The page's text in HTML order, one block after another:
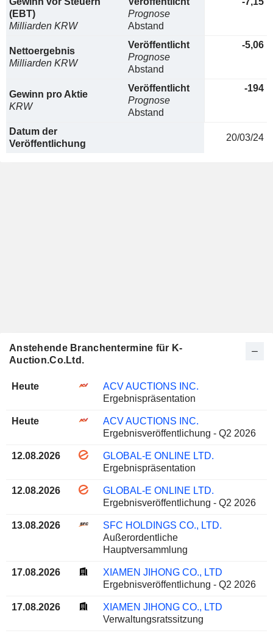
(EBT)
Milliarden KRW
Prognose
Abstand
Nettoergebnis
Milliarden KRW
Veröffentlicht
Prognose
Abstand
-5,06
Gewinn pro Aktie
KRW
Veröffentlicht
Prognose
Abstand
-194
Datum der
Veröffentlichung
20/03/24
Anstehende Branchentermine für K-
Auction.Co.Ltd.
Heute
ACV AUCTIONS INC.
Ergebnispräsentation
Heute
ACV AUCTIONS INC.
Ergebnisveröffentlichung - Q2 2026
12.08.2026
GLOBAL-E ONLINE LTD.
Ergebnispräsentation
12.08.2026
GLOBAL-E ONLINE LTD.
Ergebnisveröffentlichung - Q2 2026
13.08.2026
SFC HOLDINGS CO., LTD.
Außerordentliche
Hauptversammlung
17.08.2026
XIAMEN JIHONG CO., LTD
Ergebnisveröffentlichung - Q2 2026
17.08.2026
XIAMEN JIHONG CO., LTD
Verwaltungsratssitzung